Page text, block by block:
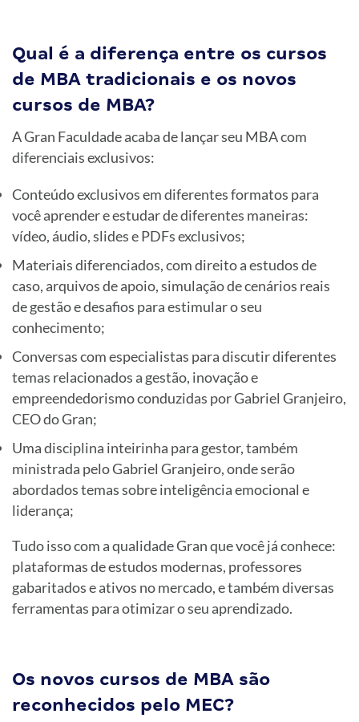
Qual é a diferença entre os cursos
de MBA tradicionais e os novos
cursos de MBA?
A Gran Faculdade acaba de lançar seu MBA com
diferenciais exclusivos:
Conteúdo exclusivos em diferentes formatos para
você aprender e estudar de diferentes maneiras:
vídeo, áudio, slides e PDFs exclusivos;
Materiais diferenciados, com direito a estudos de
caso, arquivos de apoio, simulação de cenários reais
de gestão e desafios para estimular o seu
conhecimento;
Conversas com especialistas para discutir diferentes
temas relacionados a gestão, inovação e
empreendedorismo conduzidas por Gabriel Granjeiro,
CEO do Gran;
Uma disciplina inteirinha para gestor, também
ministrada pelo Gabriel Granjeiro, onde serão
abordados temas sobre inteligência emocional e
liderança;
Tudo isso com a qualidade Gran que você já conhece:
plataformas de estudos modernas, professores
gabaritados e ativos no mercado, e também diversas
ferramentas para otimizar o seu aprendizado.
Os novos cursos de MBA são
reconhecidos pelo MEC?